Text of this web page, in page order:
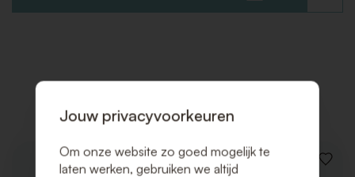
TOE
Gerelateerde producten
VOEG
Jouw privacyvoorkeuren
Om onze website zo goed mogelijk te
laten werken, gebruiken we altijd